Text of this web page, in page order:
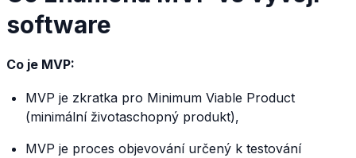
software
Co je MVP:
MVP je zkratka pro Minimum Viable Product
(minimální životaschopný produkt),
MVP je proces objevování určený k testování